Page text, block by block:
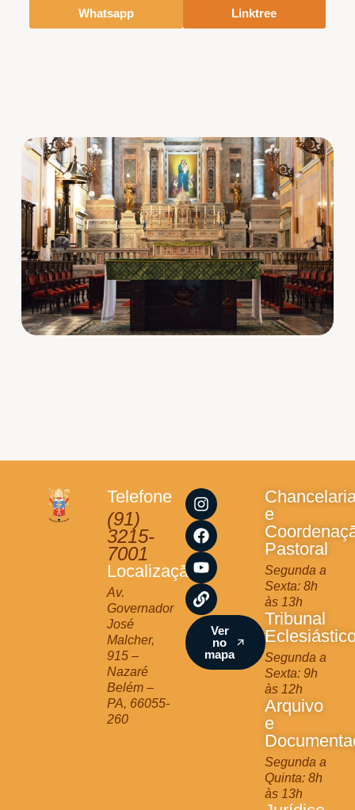
Whatsapp Linktree
Telefone
(91)
3215-
7001
Localização
Av.
Governador
José
Malcher,
915 –
Nazaré
Belém –
PA, 66055-
260
I
n
s
t
a
g
r
a
m
F
a
c
e
b
o
o
k
Y
o
u
t
u
b
e
L
i
n
k
Ver
no
mapa
e
Pastoral
Segunda a
Sexta: 8h
às 13h
Tribunal
Segunda a
Sexta: 9h
às 12h
Arquivo
e
Segunda a
Quinta: 8h
às 13h